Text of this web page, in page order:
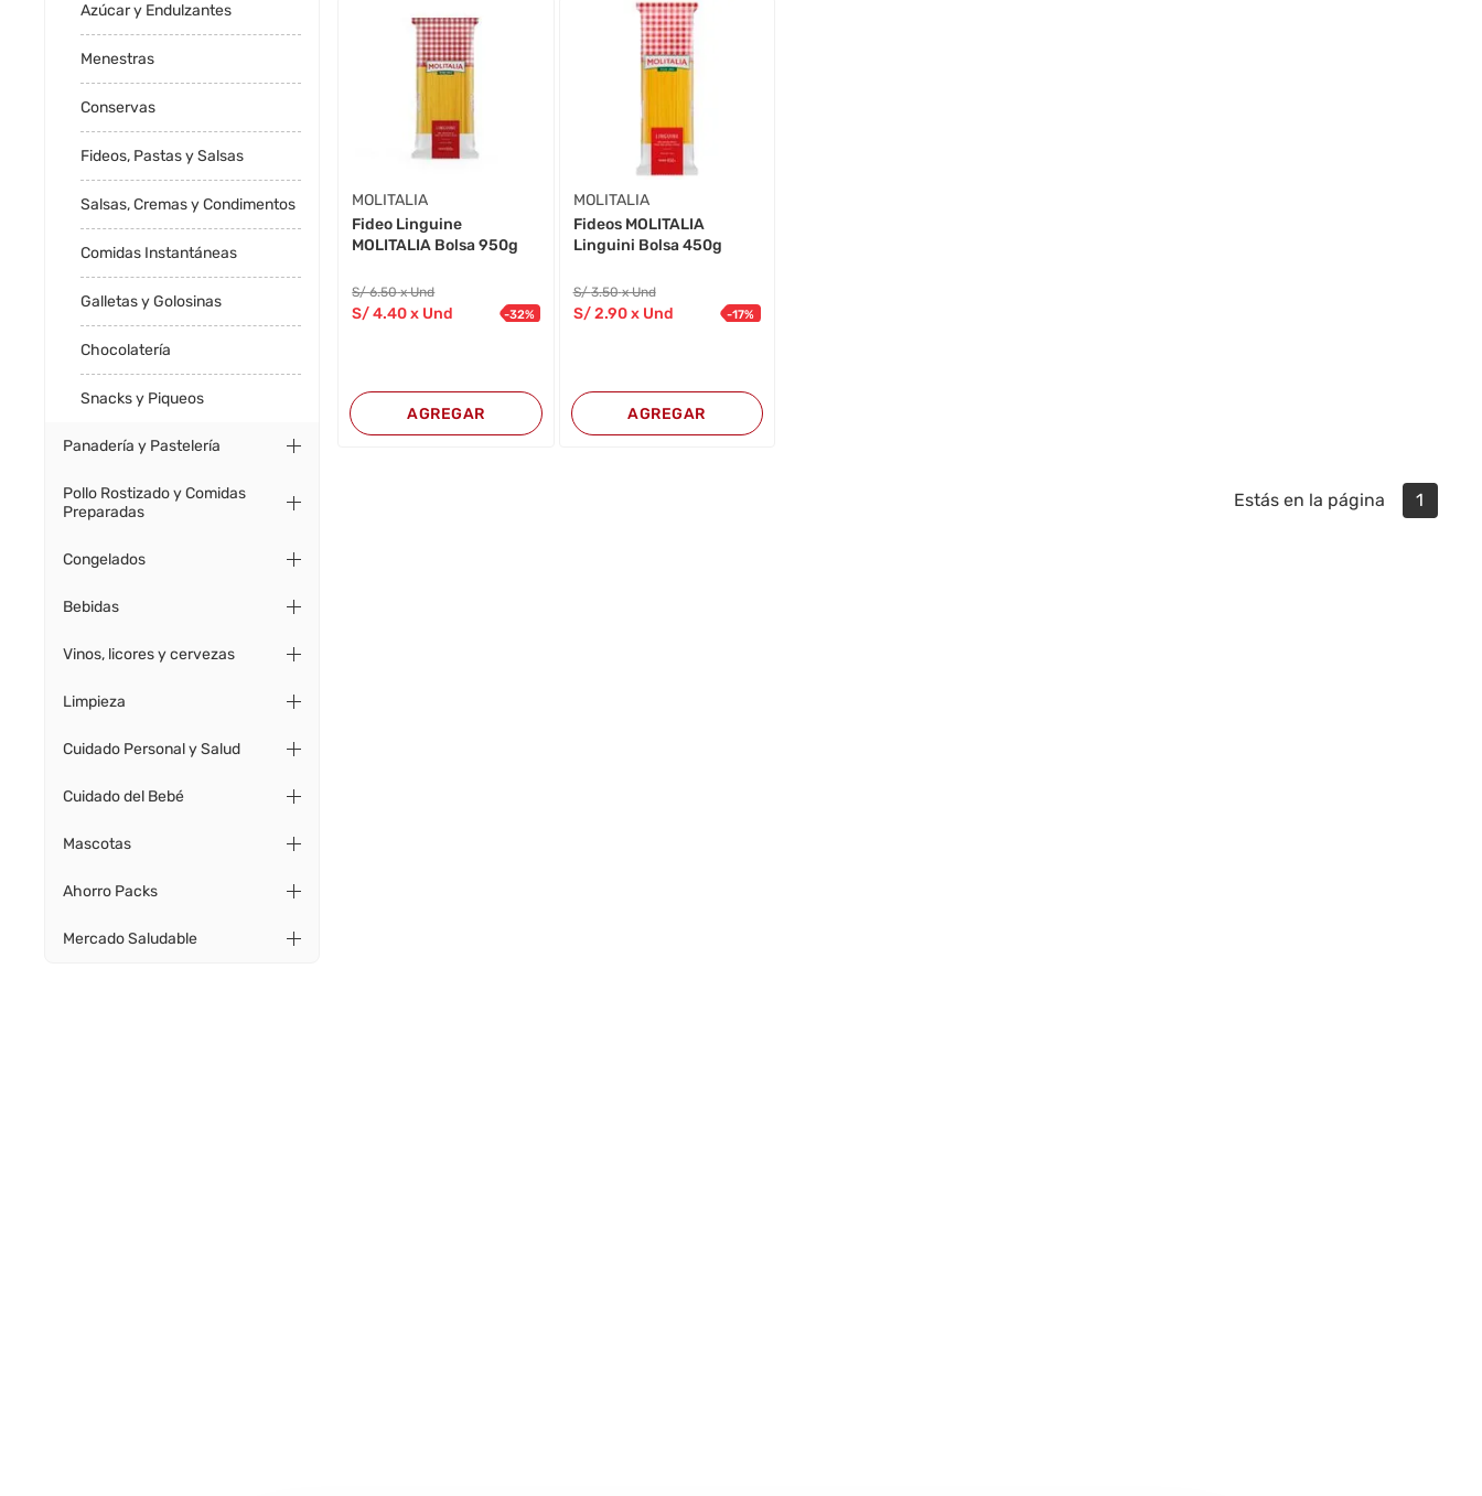
Azúcar y Endulzantes
Menestras
Conservas
Fideos, Pastas y Salsas
Salsas, Cremas y Condimentos
Comidas Instantáneas
Galletas y Golosinas
Chocolatería
Snacks y Piqueos
Panadería y Pastelería
Pollo Rostizado y Comidas
Preparadas
Congelados
Bebidas
Vinos, licores y cervezas
Limpieza
Cuidado Personal y Salud
Cuidado del Bebé
Mascotas
Ahorro Packs
Mercado Saludable
MOLITALIA
Fideo Linguine
MOLITALIA Bolsa 950g
S/6.50 x Und
S/4.40x Und -32%
AGREGAR
MOLITALIA
Fideos MOLITALIA
Linguini Bolsa 450g
S/3.50 x Und
S/2.90 x Und -17%
AGREGAR
Estás en la página 1